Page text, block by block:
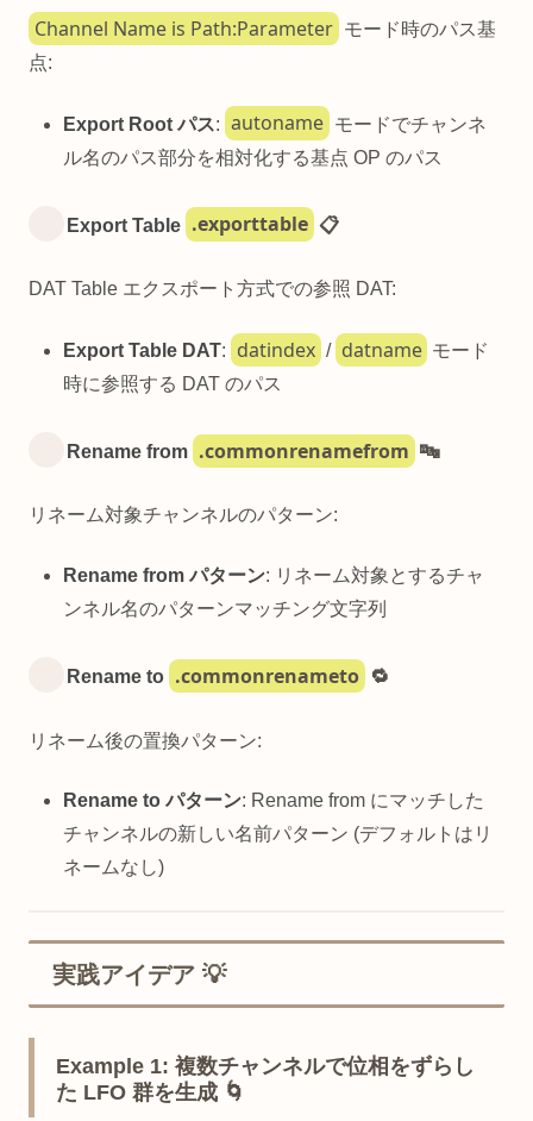
Channel Name is Path:Parameter
モード時のパス基
点:
Export Root パス: autoname モードでチャンネ
ル名のパス部分を相対化する基点 OP のパス
Export Table .exporttable 📋
DAT Table エクスポート方式での参照 DAT:
Export Table DAT: datindex / datname モード
時に参照する DAT のパス
Rename from .commonrenamefrom 🔤
リネーム対象チャンネルのパターン:
Rename from パターン: リネーム対象とするチャ
ンネル名のパターンマッチング文字列
Rename to .commonrenameto 🔁
リネーム後の置換パターン:
Rename to パターン: Rename from にマッチした
チャンネルの新しい名前パターン (デフォルトはリ
ネームなし)
実践アイデア 💡
Example 1: 複数チャンネルで位相をずらし
た LFO 群を生成 🌀